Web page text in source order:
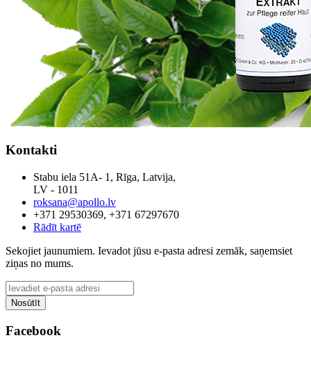
Kontakti
Stabu iela 51A- 1, Rīga, Latvija,
LV - 1011
roksana@apollo.lv
+371 29530369, +371 67297670
Rādīt kartē
Sekojiet jaunumiem. Ievadot jūsu e-pasta adresi zemāk, saņemsiet
ziņas no mums.
Facebook